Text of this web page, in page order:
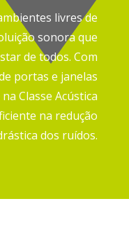
livres de
sonora que
de todos.Com
portas e janelas
Classe Acústica
na redução
dos ruídos.